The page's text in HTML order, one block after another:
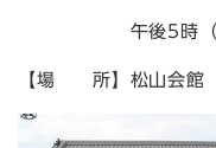
午後5時（点灯
【場 所】松山会館